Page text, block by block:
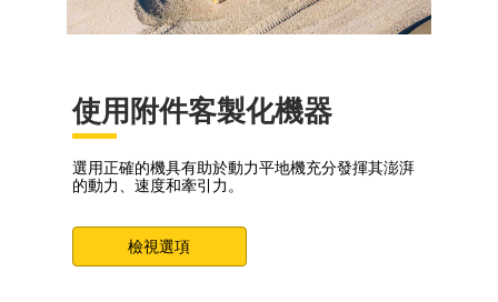
使用附件客製化機器
選用正確的機具有助於動力平地機充分發揮其澎湃
的動力、速度和牽引力。
檢視選項